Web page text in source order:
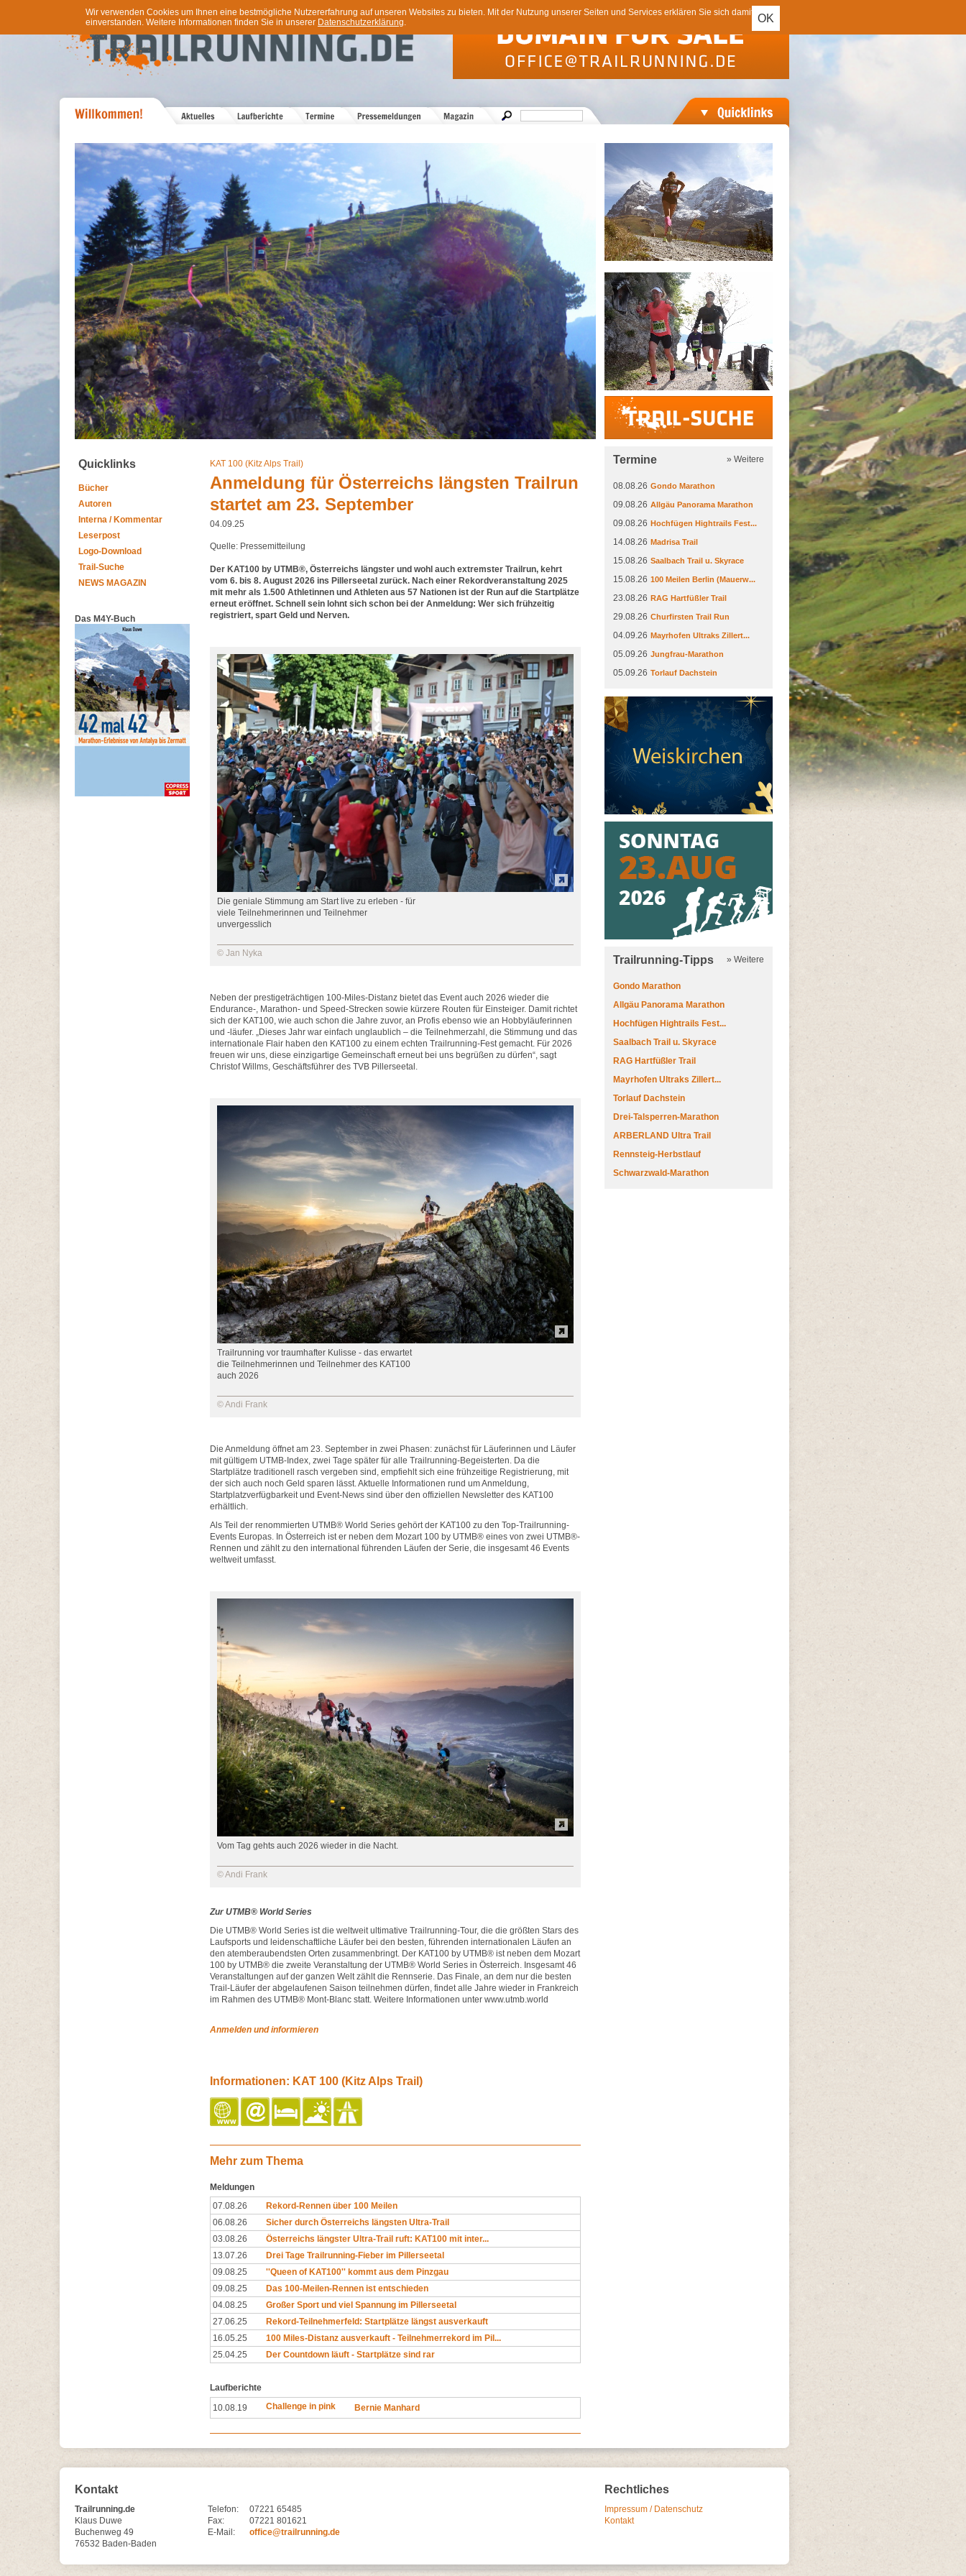
OK
Wir verwenden Cookies um Ihnen eine bestmögliche Nutzererfahrung auf unseren Websites zu bieten. Mit der Nutzung unserer Seiten und Services erklären Sie sich damit
einverstanden. Weitere Informationen finden Sie in unserer Datenschutzerklärung.
Trail-Suche
Quicklinks
Bücher
Autoren
Interna / Kommentar
Leserpost
Logo-Download
Trail-Suche
NEWS MAGAZIN
Das M4Y-Buch
KAT 100 (Kitz Alps Trail)
Anmeldung für Österreichs längsten Trailrun
startet am 23. September
04.09.25
Quelle: Pressemitteilung
Der KAT100 by UTMB®, Österreichs längster und wohl auch extremster Trailrun, kehrt
vom 6. bis 8. August 2026 ins Pillerseetal zurück. Nach einer Rekordveranstaltung 2025
mit mehr als 1.500 Athletinnen und Athleten aus 57 Nationen ist der Run auf die Startplätze
erneut eröffnet. Schnell sein lohnt sich schon bei der Anmeldung: Wer sich frühzeitig
registriert, spart Geld und Nerven.
Die geniale Stimmung am Start live zu erleben - für
viele Teilnehmerinnen und Teilnehmer
unvergesslich
© Jan Nyka
Neben der prestigeträchtigen 100-Miles-Distanz bietet das Event auch 2026 wieder die
Endurance-, Marathon- und Speed-Strecken sowie kürzere Routen für Einsteiger. Damit richtet
sich der KAT100, wie auch schon die Jahre zuvor, an Profis ebenso wie an Hobbyläuferinnen
und -läufer. „Dieses Jahr war einfach unglaublich – die Teilnehmerzahl, die Stimmung und das
internationale Flair haben den KAT100 zu einem echten Trailrunning-Fest gemacht. Für 2026
freuen wir uns, diese einzigartige Gemeinschaft erneut bei uns begrüßen zu dürfen“, sagt
Christof Willms, Geschäftsführer des TVB Pillerseetal.
Trailrunning vor traumhafter Kulisse - das erwartet
die Teilnehmerinnen und Teilnehmer des KAT100
auch 2026
© Andi Frank
Die Anmeldung öffnet am 23. September in zwei Phasen: zunächst für Läuferinnen und Läufer
mit gültigem UTMB-Index, zwei Tage später für alle Trailrunning-Begeisterten. Da die
Startplätze traditionell rasch vergeben sind, empfiehlt sich eine frühzeitige Registrierung, mit
der sich auch noch Geld sparen lässt. Aktuelle Informationen rund um Anmeldung,
Startplatzverfügbarkeit und Event-News sind über den offiziellen Newsletter des KAT100
erhältlich.
Als Teil der renommierten UTMB® World Series gehört der KAT100 zu den Top-Trailrunning-
Events Europas. In Österreich ist er neben dem Mozart 100 by UTMB® eines von zwei UTMB®-
Rennen und zählt zu den international führenden Läufen der Serie, die insgesamt 46 Events
weltweit umfasst.
Vom Tag gehts auch 2026 wieder in die Nacht.
© Andi Frank
Zur UTMB® World Series
Die UTMB® World Series ist die weltweit ultimative Trailrunning-Tour, die die größten Stars des
Laufsports und leidenschaftliche Läufer bei den besten, führenden internationalen Läufen an
den atemberaubendsten Orten zusammenbringt. Der KAT100 by UTMB® ist neben dem Mozart
100 by UTMB® die zweite Veranstaltung der UTMB® World Series in Österreich. Insgesamt 46
Veranstaltungen auf der ganzen Welt zählt die Rennserie. Das Finale, an dem nur die besten
Trail-Läufer der abgelaufenen Saison teilnehmen dürfen, findet alle Jahre wieder in Frankreich
im Rahmen des UTMB® Mont-Blanc statt. Weitere Informationen unter www.utmb.world
Anmelden und informieren
Informationen: KAT 100 (Kitz Alps Trail)
Mehr zum Thema
Meldungen
07.08.26
Rekord-Rennen über 100 Meilen
06.08.26
Sicher durch Österreichs längsten Ultra-Trail
03.08.26
Österreichs längster Ultra-Trail ruft: KAT100 mit inter...
13.07.26
Drei Tage Trailrunning-Fieber im Pillerseetal
09.08.25
''Queen of KAT100'' kommt aus dem Pinzgau
09.08.25
Das 100-Meilen-Rennen ist entschieden
04.08.25
Großer Sport und viel Spannung im Pillerseetal
27.06.25
Rekord-Teilnehmerfeld: Startplätze längst ausverkauft
16.05.25
100 Miles-Distanz ausverkauft - Teilnehmerrekord im Pil...
25.04.25
Der Countdown läuft - Startplätze sind rar
Laufberichte
10.08.19
Challenge in pink Bernie Manhard
Termine » Weitere
08.08.26 Gondo Marathon
09.08.26 Allgäu Panorama Marathon
09.08.26 Hochfügen Hightrails Fest...
14.08.26 Madrisa Trail
15.08.26 Saalbach Trail u. Skyrace
15.08.26 100 Meilen Berlin (Mauerw...
23.08.26 RAG Hartfüßler Trail
29.08.26 Churfirsten Trail Run
04.09.26 Mayrhofen Ultraks Zillert...
05.09.26 Jungfrau-Marathon
05.09.26 Torlauf Dachstein
Trailrunning-Tipps » Weitere
Gondo Marathon
Allgäu Panorama Marathon
Hochfügen Hightrails Fest...
Saalbach Trail u. Skyrace
RAG Hartfüßler Trail
Mayrhofen Ultraks Zillert...
Torlauf Dachstein
Drei-Talsperren-Marathon
ARBERLAND Ultra Trail
Rennsteig-Herbstlauf
Schwarzwald-Marathon
Kontakt
Trailrunning.de
Klaus Duwe
Buchenweg 49
76532 Baden-Baden
Telefon:
07221 65485
Fax:
07221 801621
E-Mail:
office@trailrunning.de
Rechtliches
Impressum / Datenschutz
Kontakt